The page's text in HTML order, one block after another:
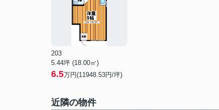
203
5.44坪 (18.00㎡)
6.5万円(11948.53円/坪)
近隣の物件